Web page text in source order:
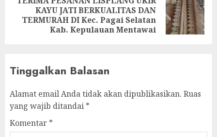
KAYU JATI BERKUALITAS DAN
TERMURAH DI Kec. Pagai Selatan
Kab. Kepulauan Mentawai
Tinggalkan Balasan
Alamat email Anda tidak akan dipublikasikan. Ruas
yang wajib ditandai *
Komentar *